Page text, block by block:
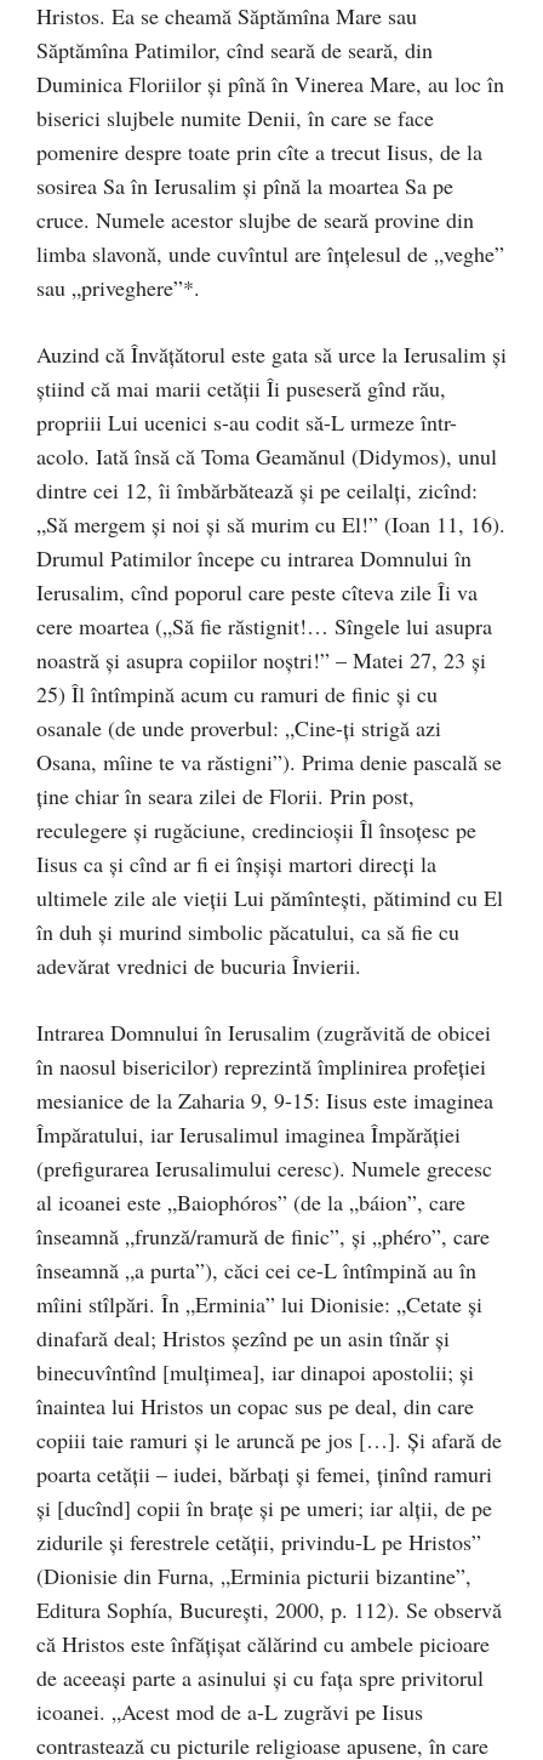
Hristos. Ea se cheamă Săptămîna Mare sau
Săptămîna Patimilor, cînd seară de seară, din
Duminica Floriilor şi pînă în Vinerea Mare, au loc în
biserici slujbele numite Denii, în care se face
pomenire despre toate prin cîte a trecut Iisus, de la
sosirea Sa în Ierusalim şi pînă la moartea Sa pe
cruce. Numele acestor slujbe de seară provine din
limba slavonă, unde cuvîntul are înţelesul de „veghe”
sau „priveghere”*.
Auzind că Învăţătorul este gata să urce la Ierusalim şi
ştiind că mai marii cetăţii Îi puseseră gînd rău,
propriii Lui ucenici s-au codit să-L urmeze într-
acolo. Iată însă că Toma Geamănul (Didymos), unul
dintre cei 12, îi îmbărbătează şi pe ceilalţi, zicînd:
„Să mergem şi noi şi să murim cu El!” (Ioan 11, 16).
Drumul Patimilor începe cu intrarea Domnului în
Ierusalim, cînd poporul care peste cîteva zile Îi va
cere moartea („Să fie răstignit!… Sîngele lui asupra
noastră şi asupra copiilor noştri!” – Matei 27, 23 şi
25) Îl întîmpină acum cu ramuri de finic şi cu
osanale (de unde proverbul: „Cine-ţi strigă azi
Osana, mîine te va răstigni”). Prima denie pascală se
ţine chiar în seara zilei de Florii. Prin post,
reculegere şi rugăciune, credincioşii Îl însoţesc pe
Iisus ca şi cînd ar fi ei înşişi martori direcţi la
ultimele zile ale vieţii Lui pămînteşti, pătimind cu El
în duh şi murind simbolic păcatului, ca să fie cu
adevărat vrednici de bucuria Învierii.
Intrarea Domnului în Ierusalim (zugrăvită de obicei
în naosul bisericilor) reprezintă împlinirea profeţiei
mesianice de la Zaharia 9, 9-15: Iisus este imaginea
Împăratului, iar Ierusalimul imaginea Împărăţiei
(prefigurarea Ierusalimului ceresc). Numele grecesc
al icoanei este „Baiophóros” (de la „báion”, care
înseamnă „frunză/ramură de finic”, şi „phéro”, care
înseamnă „a purta”), căci cei ce-L întîmpină au în
mîini stîlpări. În „Erminia” lui Dionisie: „Cetate şi
dinafară deal; Hristos şezînd pe un asin tînăr şi
binecuvîntînd [mulţimea], iar dinapoi apostolii; şi
înaintea lui Hristos un copac sus pe deal, din care
copiii taie ramuri şi le aruncă pe jos […]. Şi afară de
poarta cetăţii – iudei, bărbaţi şi femei, ţinînd ramuri
şi [ducînd] copii în braţe şi pe umeri; iar alţii, de pe
zidurile şi ferestrele cetăţii, privindu-L pe Hristos”
(Dionisie din Furna, „Erminia picturii bizantine”,
Editura Sophía, București, 2000, p. 112). Se observă
că Hristos este înfăţişat călărind cu ambele picioare
de aceeaşi parte a asinului şi cu faţa spre privitorul
icoanei. „Acest mod de a-L zugrăvi pe Iisus
contrastează cu picturile religioase apusene, în care